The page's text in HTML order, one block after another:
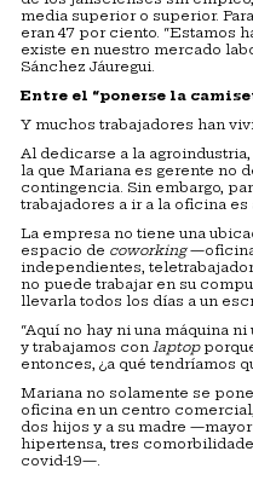
media superior o superior.
eran 47 por ciento. “Estamos
existe en nuestro mercado
Sánchez Jáuregui.
Entre el “ponerse la
Y muchos trabajadores han
Al dedicarse a la
la que Mariana es gerente no
contingencia. Sin embargo,
trabajadores a ir a la oficina es
La empresa no tiene una
espacio de coworking
independientes,
no puede trabajar en su
llevarla todos los días a un
“Aquí no hay ni una máquina
y trabajamos con laptop
entonces, ¿a qué tendríamos
Mariana no solamente se
oficina en un centro
dos hijos y a su madre
hipertensa, tres
covid-19—.